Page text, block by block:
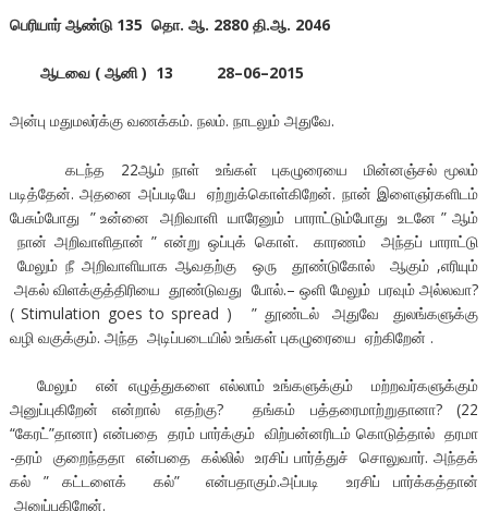
பெரியார் ஆண்டு 135 தொ. ஆ. 2880 தி.ஆ. 2046
ஆடவை ( ஆனி ) 13 28–06–2015
அன்பு மதுமலர்க்கு வணக்கம். நலம். நாடலும் அதுவே.
கடந்த 22ஆம் நாள் உங்கள் புகழுரையை மின்னஞ்சல் மூலம்
படித்தேன். அதனை அப்படியே ஏற்றுக்கொள்கிறேன். நான் இளைஞர்களிடம்
பேசும்போது ” உன்னை அறிவாளி யாரேனும் பாராட்டும்போது உடனே ” ஆம்
நான் அறிவாளிதான் ” என்று ஒப்புக் கொள். காரணம் அந்தப் பாராட்டு
மேலும் நீ அறிவாளியாக ஆவதற்கு ஒரு தூண்டுகோல் ஆகும் ,எரியும்
அகல் விளக்குத்திரியை தூண்டுவது போல்.– ஒளி மேலும் பரவும் அல்லவா?
( Stimulation goes to spread ) ” தூண்டல் அதுவே துலங்களுக்கு
வழி வகுக்கும். அந்த அடிப்படையில் உங்கள் புகழுரையை ஏற்கிறேன் .
மேலும் என் எழுத்துகளை எல்லாம் உங்களுக்கும் மற்றவர்களுக்கும்
அனுப்புகிறேன் என்றால் எதற்கு? தங்கம் பத்தரைமாற்றுதானா? (22
“கேரட்”தானா) என்பதை தரம் பார்க்கும் விற்பன்னரிடம் கொடுத்தால் தரமா
-தரம் குறைந்ததா என்பதை கல்லில் உரசிப் பார்த்துச் சொலுவார். அந்தக்
கல் ” கட்டளைக் கல்” என்பதாகும்.அப்படி உரசிப் பார்க்கத்தான்
அனுப்புகிறேன்.